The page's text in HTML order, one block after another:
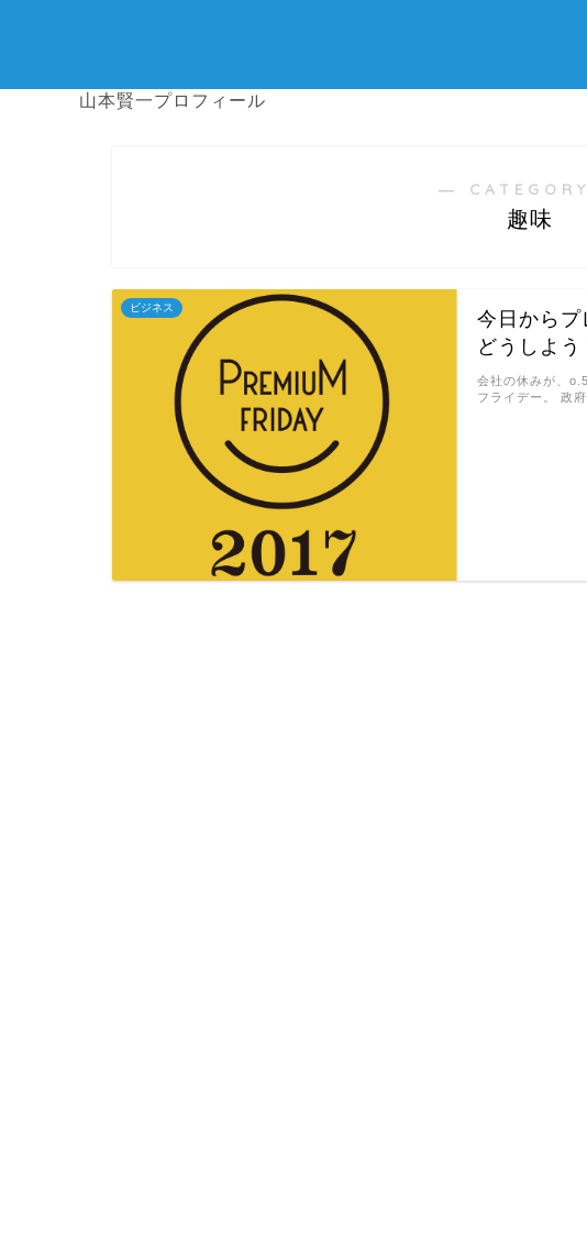
山本賢一プロフィール
―
趣味
ビジネス
今日からプ
どうしよう
会社の休みが、
フライデー。 政